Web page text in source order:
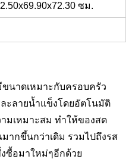
ซม.
นาดเหมาะกับครอบครัว
ะลายน้ำแข็งโดยอัตโนมัติ
มเหมาะสม ทำให้ของสด
ากขึ้นกว่าเดิม รวมไปถึงรส
ซื้อมาใหม่ๆอีกด้วย